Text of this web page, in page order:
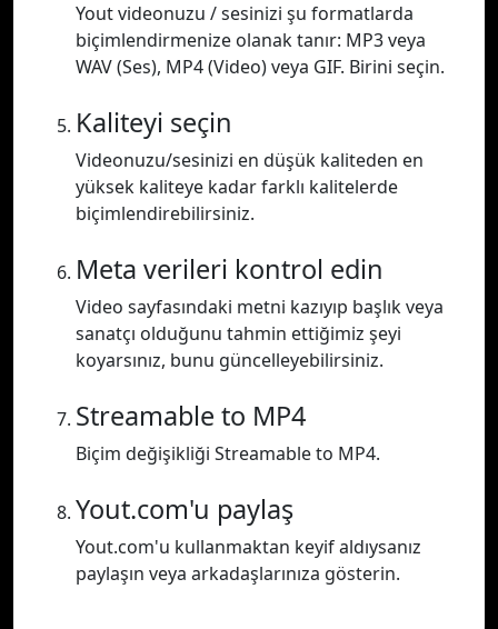
Yout videonuzu / sesinizi şu formatlarda
biçimlendirmenize olanak tanır: MP3 veya
WAV (Ses), MP4 (Video) veya GIF. Birini seçin.
Kaliteyi seçin
Videonuzu/sesinizi en düşük kaliteden en
yüksek kaliteye kadar farklı kalitelerde
biçimlendirebilirsiniz.
Meta verileri kontrol edin
Video sayfasındaki metni kazıyıp başlık veya
sanatçı olduğunu tahmin ettiğimiz şeyi
koyarsınız, bunu güncelleyebilirsiniz.
Streamable to MP4
Biçim değişikliği Streamable to MP4.
Yout.com'u paylaş
Yout.com'u kullanmaktan keyif aldıysanız
paylaşın veya arkadaşlarınıza gösterin.